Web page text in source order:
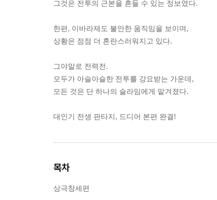
그것은 전투의 근본을 흔들 수 있는 정보였다.
한편, 이바라제도 불안한 움직임을 보이며,
상황은 점점 더 혼란스러워지고 있다.
그야말로 전력전.
모두가 아슬아슬한 전투를 강요받는 가운데,
모든 것은 단 하나의 슬라임에게 맡겨졌다.
대인기 전생 판타지, 드디어 본편 완결!
목차
상극창세편